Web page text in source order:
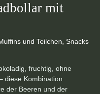
mit
und Teilchen Snacks
fruchtig, ohne
diese Kombination
der Beeren und der